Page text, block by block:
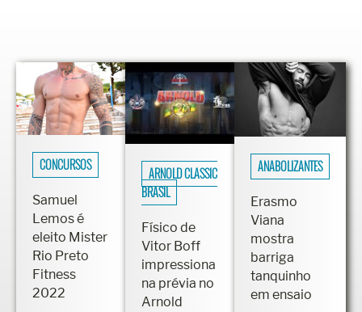
CONCURSOS
Samuel
Lemos é
eleito Mister
Rio Preto
Fitness
2022
ARNOLD CLASSIC
BRASIL
Físico de
Vitor Boff
impressiona
na prévia no
Arnold
ANABOLIZANTES
Erasmo
Viana
mostra
barriga
tanquinho
em ensaio